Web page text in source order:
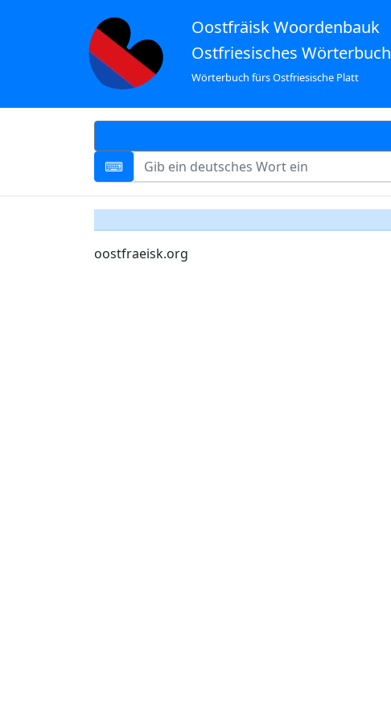
Oostfräisk Woordenbauk
Ostfriesisches Wörterbuch
Wörterbuch fürs Ostfriesische Platt
oostfraeisk.org